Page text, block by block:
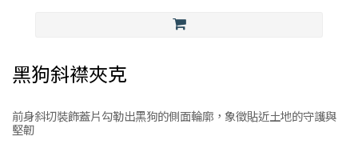
黑狗斜襟夾克
前身斜切裝飾蓋片勾勒出黑狗的側面輪廓，象徵貼近土地的守護與
堅韌